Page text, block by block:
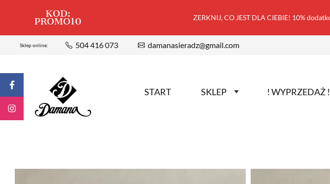
KOD:
PROMO10 ZERKNIJ, CO JEST DLA CIEBIE! 10%
Sklep online: 504 416 073 damanasieradz@gmail.com
START SKLEP ! WYPRZEDAŻ !